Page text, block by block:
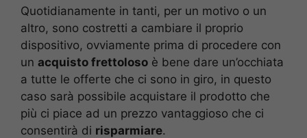
Quotidianamente in tanti, per un motivo o un
altro, sono costretti a cambiare il proprio
dispositivo, ovviamente prima di procedere con
un acquisto frettoloso è bene dare un’occhiata
a tutte le offerte che ci sono in giro, in questo
caso sarà possibile acquistare il prodotto che
più ci piace ad un prezzo vantaggioso che ci
consentirà di risparmiare.